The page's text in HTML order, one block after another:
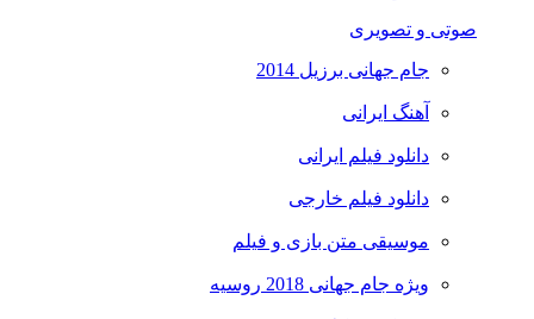
صوتی و تصویری
جام جهانی برزیل 2014
آهنگ ایرانی
دانلود فیلم ایرانی
دانلود فیلم خارجی
موسیقی متن بازی و فیلم
ویژه جام جهانی 2018 روسیه